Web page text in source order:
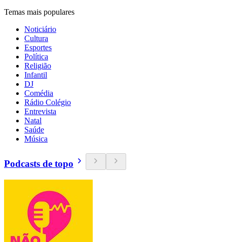
Temas mais populares
Noticiário
Cultura
Esportes
Política
Religião
Infantil
DJ
Comédia
Rádio Colégio
Entrevista
Natal
Saúde
Música
Podcasts de topo